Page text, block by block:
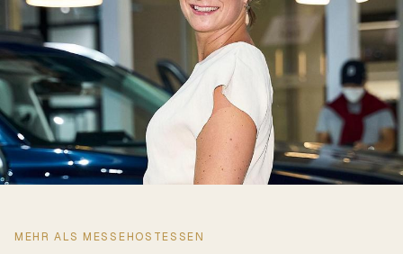
MEHR ALS MESSEHOSTESSEN